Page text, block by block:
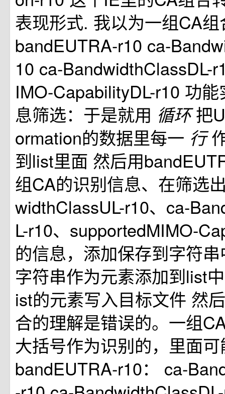
表现形式. 我以为一组CA
bandEUTRA-r10 ca-
10 ca-BandwidthClassDL-
IMO-CapabilityDL-r10 功
息筛选：于是就用 循环把
ormation的数据里每一 行
到list里面 然后用
组CA的识别信息、在筛选
widthClassUL-r10、ca-
L-r10、supportedMIMO-
的信息，添加保存到字符
字符串作为元素添加到list
ist的元素写入目标文件 然
合的理解是错误的。一组
大括号作为识别的，里面
bandEUTRA-r10： ca-